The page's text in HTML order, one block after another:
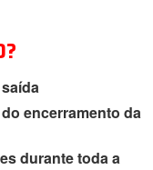
encerramento da
durante toda a